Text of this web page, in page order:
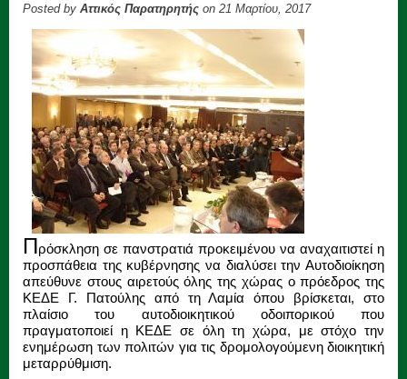
Posted by Αττικός Παρατηρητής on 21 Μαρτίου, 2017
Πρόσκληση σε πανστρατιά προκειμένου να αναχαιτιστεί η
προσπάθεια της κυβέρνησης να διαλύσει την Αυτοδιοίκηση
απεύθυνε στους αιρετούς όλης της χώρας ο πρόεδρος της
ΚΕΔΕ Γ. Πατούλης από τη Λαμία όπου βρίσκεται, στο
πλαίσιο του αυτοδιοικητικού οδοιπορικού που
πραγματοποιεί η ΚΕΔΕ σε όλη τη χώρα, με στόχο την
ενημέρωση των πολιτών για τις δρομολογούμενη διοικητική
μεταρρύθμιση.